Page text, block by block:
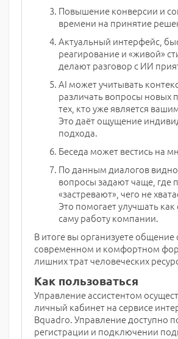
Повышение конверсии и
времени на принятие
Актуальный интерфейс,
реагирование и «живой»
делают разговор с ИИ
AI может учитывать
различать вопросы новых
тех, кто уже является
Это даёт ощущение
подхода.
Беседа может вестись на
По данным диалогов
вопросы задают чаще, где
«застревают», чего не
Это помогает улучшать как
саму работу компании.
В итоге вы организуете общение
современном и комфортном
лишних трат человеческих
Как пользоваться
Управление ассистентом
личный кабинет на сервисе
Bquadro. Управление доступно
регистрации и подключении